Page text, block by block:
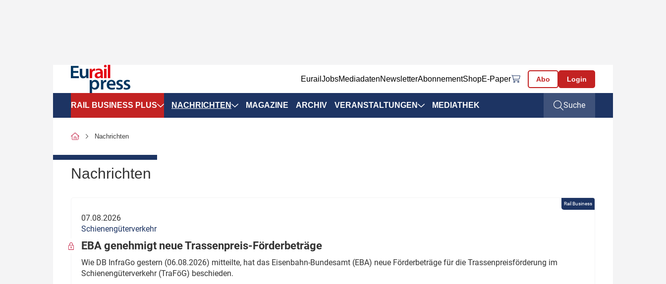
EurailJobsMediadatenNewsletterAbonnementShopE-Paper Abo Login
RAIL BUSINESS PLUS
SPNV-Marktdaten
Politik
Verbände: Wer spricht für
wen?
NACHRICHTEN
Infrastruktur & Ausrüstung
ÖPNV
MAGAZINE ARCHIV VERANSTALTUNGEN MEDIATHEK Suche
Nachrichten
Nachrichten
Rail Business
07.08.2026
Schienengüterverkehr
EBA genehmigt neue Trassenpreis-Förderbeträge
Wie DB InfraGo gestern (06.08.2026) mitteilte, hat das Eisenbahn-Bundesamt (EBA) neue Förderbeträge für die Trassenpreisförderung im
Schienengüterverkehr (TraFöG) beschieden.